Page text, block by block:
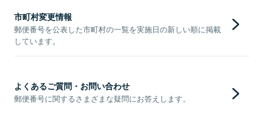
市町村変更情報
郵便番号を公表した市町村の一覧を実施日の新しい順に掲載
しています。
よくあるご質問・お問い合わせ
郵便番号に関するさまざまな疑問にお答えします。